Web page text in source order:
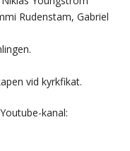
Rudenstam, Gabriel
vid kyrkfikat.
kanal: